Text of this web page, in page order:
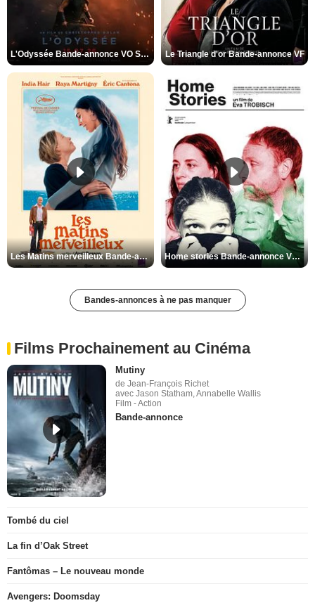
L'Odyssée Bande-annonce VO STFR Le Triangle d'or Bande-annonce VF
Les Matins merveilleux Bande-annonce VF Home stories Bande-annonce VO STFR
Bandes-annonces à ne pas manquer
Films Prochainement au Cinéma
Mutiny
de Jean-François Richet
avec Jason Statham, Annabelle Wallis
Film - Action
Bande-annonce
Tombé du ciel
La fin d’Oak Street
Fantômas – Le nouveau monde
Avengers: Doomsday